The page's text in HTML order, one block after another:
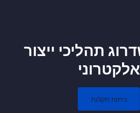
אלקטרוני
ניתוח תקלות